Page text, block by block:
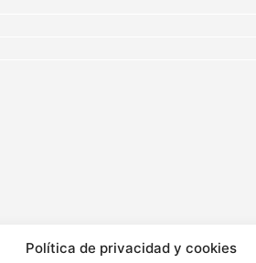
Política de privacidad y cookies